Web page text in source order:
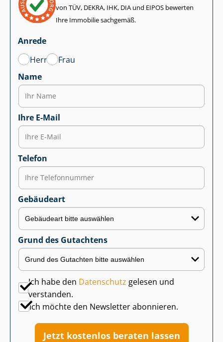
von TÜV, DEKRA, IHK, DIA und EIPOS bewerten
Ihre Immobilie sachgemäß.
Anrede
Herr
Frau
Name
Ihre E-Mail
Telefon
Gebäudeart
Grund des Gutachtens
Ich habe den Datenschutz gelesen und
verstanden.
Ich möchte den Newsletter abonnieren.
Jetzt kostenlos beraten lassen